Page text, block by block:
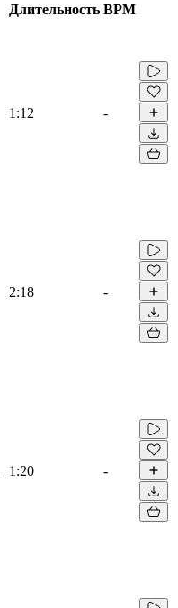
Длительность BPM
1:12 -
2:18 -
1:20 -